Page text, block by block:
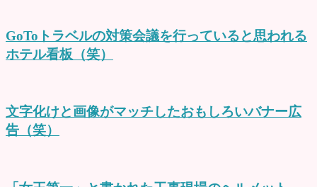
GoToトラベルの対策会議を行っていると思われる
ホテル看板（笑）
文字化けと画像がマッチしたおもしろいバナー広
告（笑）